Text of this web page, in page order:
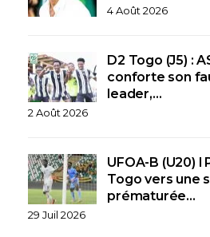
4 Août 2026
D2 Togo (J5) :
conforte son
leader,…
2 Août 2026
UFOA-B (U20) l
Togo vers une
prématurée…
29 Juil 2026